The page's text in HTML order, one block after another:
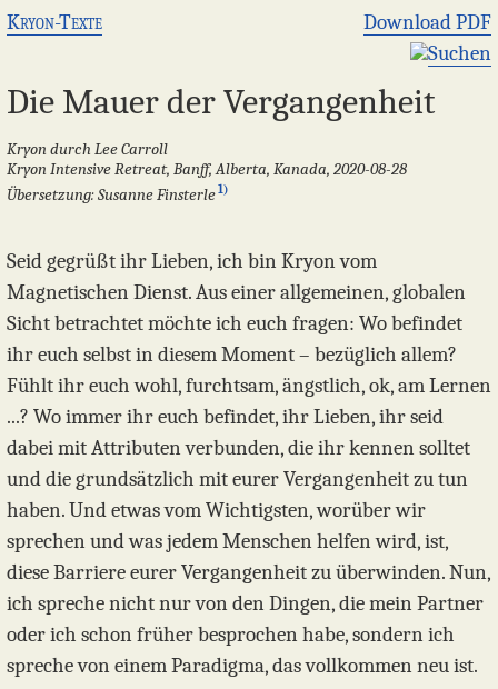
Kryon-Texte
Download PDF
Suchen
Die Mauer der Vergangenheit
Kryon durch Lee Carroll
Kryon Intensive Retreat, Banff, Alberta, Kanada, 2020-08-28
Übersetzung: Susanne Finsterle1)
Seid gegrüßt ihr Lieben, ich bin Kryon vom
Magnetischen Dienst. Aus einer allgemeinen, globalen
Sicht betrachtet möchte ich euch fragen: Wo befindet
ihr euch selbst in diesem Moment – bezüglich allem?
Fühlt ihr euch wohl, furchtsam, ängstlich, ok, am Lernen
...? Wo immer ihr euch befindet, ihr Lieben, ihr seid
dabei mit Attributen verbunden, die ihr kennen solltet
und die grundsätzlich mit eurer Vergangenheit zu tun
haben. Und etwas vom Wichtigsten, worüber wir
sprechen und was jedem Menschen helfen wird, ist,
diese Barriere eurer Vergangenheit zu überwinden. Nun,
ich spreche nicht nur von den Dingen, die mein Partner
oder ich schon früher besprochen habe, sondern ich
spreche von einem Paradigma, das vollkommen neu ist.